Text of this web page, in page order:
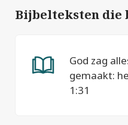
Bijbelteksten die
God zag
gemaakt:
1:31